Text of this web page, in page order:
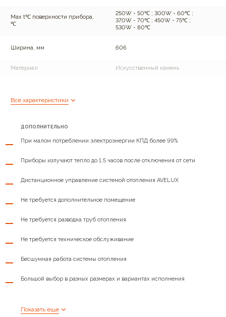
Max t℃ поверхности прибора,
℃
250W - 50℃ ; 300W - 60℃ ;
370W - 70℃ ; 450W - 75℃ ;
530W - 80℃
Ширина, мм 606
Материал Искусственный камень
Номинальное напряжение
Все характеристики
ДОПОЛНИТЕЛЬНО
При малом потреблении электроэнергии КПД более 99%
Приборы излучают тепло до 1,5 часов после отключения от сети
Дистанционное управление системой отопления AVELUX
Не требуется дополнительное помещение
Не требуется разводка труб отопления
Не требуется техническое обслуживание
Бесшумная работа системы отопления
Большой выбор в разных размерах и вариантах исполнения
Показать еще